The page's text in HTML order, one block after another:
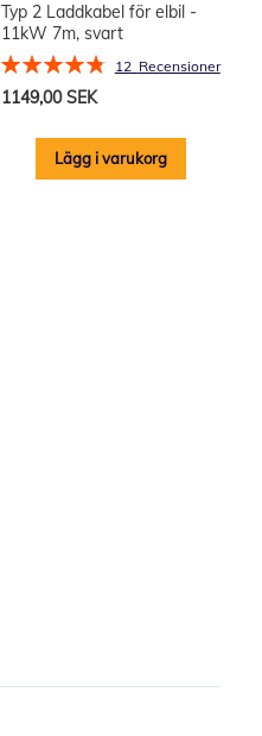
Typ 2 Laddkabel för elbil -
11kW 7m, svart
Rating:
12 Recensioner
1149,00 SEK
Lägg i varukorg